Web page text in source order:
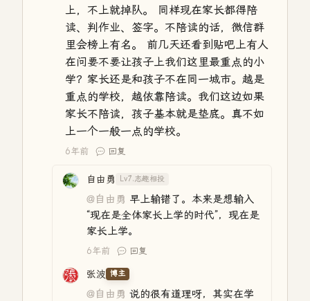
上，不上就掉队。 同样现在家长都得陪
读、判作业、签字。不陪读的话，微信群
里会榜上有名。 前几天还看到贴吧上有人
在问要不要让孩子上我们这里最重点的小
学？家长还是和孩子不在同一城市。越是
重点的学校，越依靠陪读。我们这边如果
家长不陪读，孩子基本就是垫底。真不如
上一个一般一点的学校。
6年前 回复
自由勇 Lv7.志趣相投
@自由勇 早上输错了。本来是想输入
“现在是全体家长上学的时代”，现在是
家长上学。
6年前 回复
张波 博主
@自由勇 说的很有道理呀，其实在学